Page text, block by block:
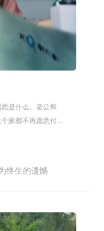
是什么。老公和
家都不再愿意付
终生的遗憾